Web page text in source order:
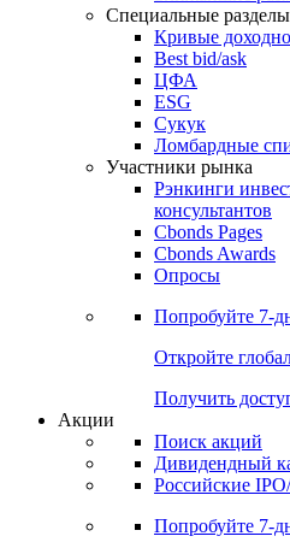
Поиск
Поиск
Поиск
Ближайшие
Специальные разделы
Кривые
Best bid/ask
ЦФА
ESG
Сукук
Ломбардные
Участники рынка
Рэнкинги
Cbonds Pages
Опросы
Попробуйте7-
Откройте
Получить
Поиск акций